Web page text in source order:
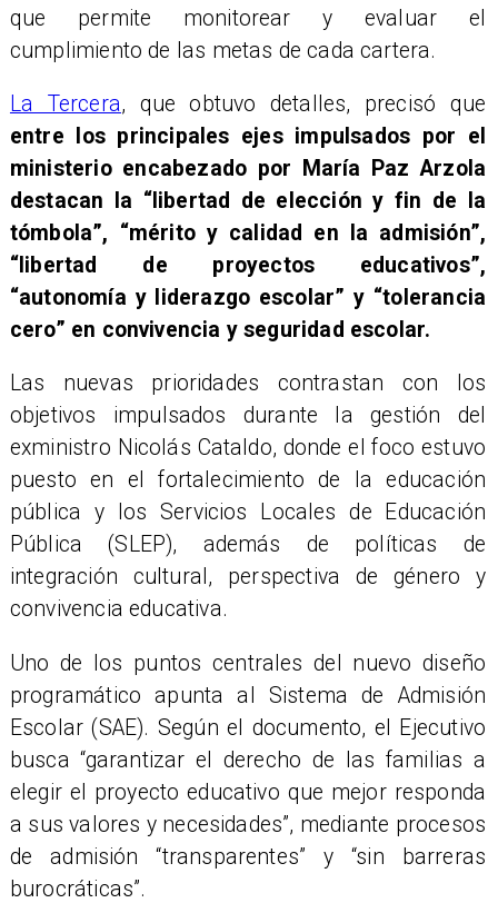
que permite monitorear y evaluar el
cumplimiento de las metas de cada cartera.
La Tercera, que obtuvo detalles, precisó que
entre los principales ejes impulsados por el
ministerio encabezado por María Paz Arzola
destacan la “libertad de elección y fin de la
tómbola”, “mérito y calidad en la admisión”,
“libertad de proyectos educativos”,
“autonomía y liderazgo escolar” y “tolerancia
cero” en convivencia y seguridad escolar.
Las nuevas prioridades contrastan con los
objetivos impulsados durante la gestión del
exministro Nicolás Cataldo, donde el foco estuvo
puesto en el fortalecimiento de la educación
pública y los Servicios Locales de Educación
Pública (SLEP), además de políticas de
integración cultural, perspectiva de género y
convivencia educativa.
Uno de los puntos centrales del nuevo diseño
programático apunta al Sistema de Admisión
Escolar (SAE). Según el documento, el Ejecutivo
busca “garantizar el derecho de las familias a
elegir el proyecto educativo que mejor responda
a sus valores y necesidades”, mediante procesos
de admisión “transparentes” y “sin barreras
burocráticas”.